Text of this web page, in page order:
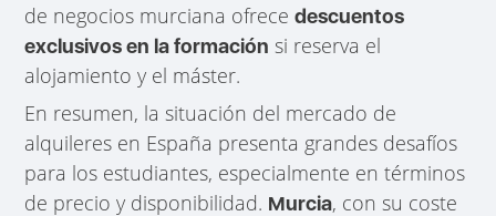
de negocios murciana ofrecedescuentos
exclusivos en la formación si reserva el
alojamiento y el máster.
En resumen, la situación del mercado de
alquileres en España presenta grandes desafíos
para los estudiantes, especialmente en términos
de precio y disponibilidad. Murcia, con su coste